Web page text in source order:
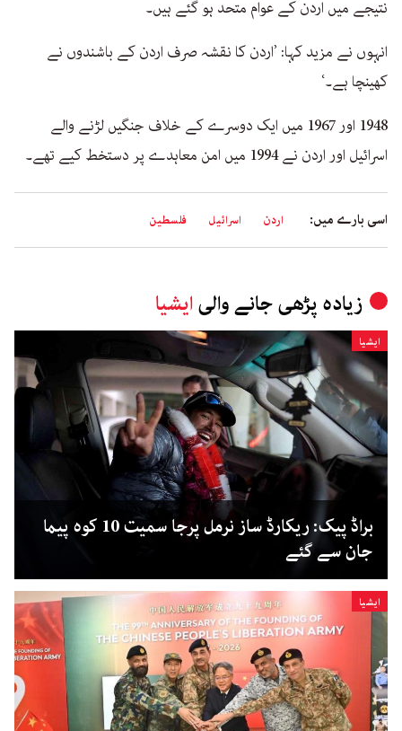
نتیجے میں اردن کے عوام متحد ہو گئے ہیں۔
انہوں نے مزید کہا: ’اردن کا نقشہ صرف اردن کے باشندوں نے
کھینچا ہے۔‘
1948 اور 1967 میں ایک دوسرے کے خلاف جنگیں لڑنے والے
اسرائیل اور اردن نے 1994 میں امن معاہدے پر دستخط کیے تھے۔
اسی بارے میں: اردن اسرائیل فلسطین
زیادہ پڑھی جانے والیایشیا
ایشیا
براڈ پیک: ریکارڈ ساز نرمل پرجا سمیت 10 کوہ پیما
جان سے گئے
ایشیا